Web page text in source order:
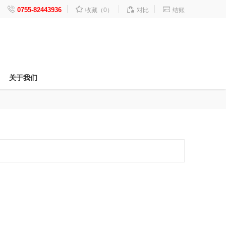
 0755-82443936  收藏（0）  对比  结账
关于我们